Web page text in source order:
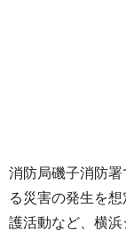
消防局磯子消防
る災害の発生を
護活動など、横